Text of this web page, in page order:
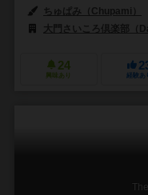
ちゅぱみ（Chupami）
大門さいころ倶楽部（
24
興味あり 経験あり